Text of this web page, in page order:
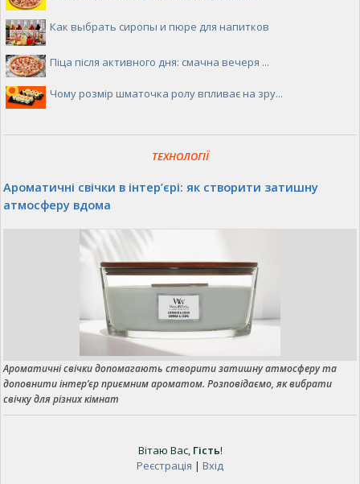
Как выбрать сиропы и пюре для напитков
Піца після активного дня: смачна вечеря ...
Чому розмір шматочка ролу впливає на зру...
ТЕХНОЛОГІЇ
Ароматичні свічки в інтер’єрі: як створити затишну
атмосферу вдома
Ароматичні свічки допомагають створити затишну атмосферу та
доповнити інтер’єр приємним ароматом. Розповідаємо, як вибрати
свічку для різних кімнат
Вітаю Вас, Гість!
Реєстрація | Вхід